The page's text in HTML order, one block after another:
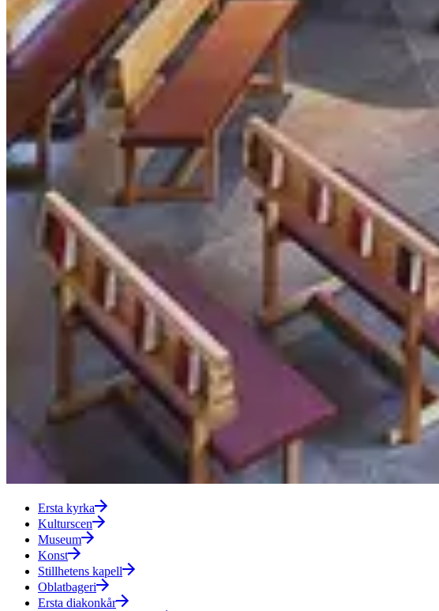
Ersta kyrka
Kulturscen
Museum
Konst
Stillhetens kapell
Oblatbageri
Ersta diakonkår